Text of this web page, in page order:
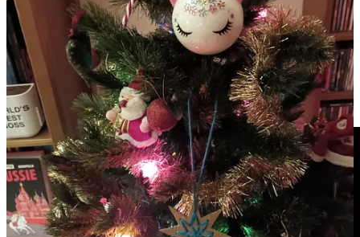
Hier, j’ai découvert la sérieBienvenue à Sanditonbasée sur un
roman inachevé de Jane Austen,
Sanditon. Je n’ai vue que deux
épisodes, mais je trouve ça plutôt sympa pour le moment. En tous
cas, ça m’a donné envie de découvrir le roman. Et oui, j’aime
beaucoup Jane Austen.